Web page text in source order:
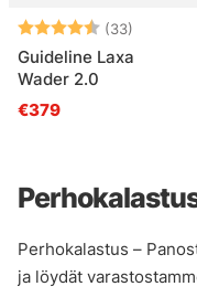
Arvio: (33)
4.6
Guideline Laxa
Wader 2.0
€379
Perhokalastus –
ja löydät